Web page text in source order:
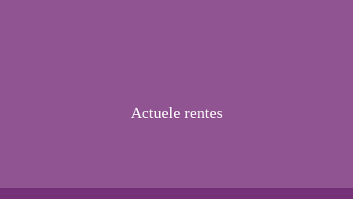
Actuele rentes